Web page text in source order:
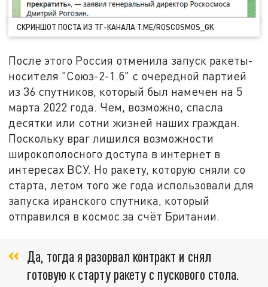
СКРИНШОТ ПОСТА ИЗ ТГ-КАНАЛА T.ME/ROSCOSMOS_GK
После этого Россия отменила запуск ракеты-
носителя "Союз-2-1.б" с очередной партией
из 36 спутников, который был намечен на 5
марта 2022 года. Чем, возможно, спасла
десятки или сотни жизней наших граждан.
Поскольку враг лишился возможности
широкополосного доступа в интернет в
интересах ВСУ. Но ракету, которую сняли со
старта, летом того же года использовали для
запуска иранского спутника, который
отправился в космос за счёт Британии.
Да, тогда я разорвал контракт и снял
готовую к старту ракету с пускового стола.